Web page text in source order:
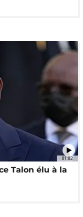
01:02
Talon élu à la